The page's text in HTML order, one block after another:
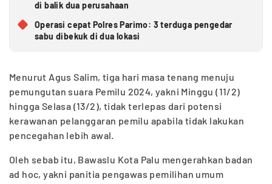
di balik dua perusahaan
Operasi cepat Polres Parimo: 3 terduga pengedar
sabu dibekuk di dua lokasi
Menurut Agus Salim, tiga hari masa tenang menuju
pemungutan suara Pemilu 2024, yakni Minggu (11/2)
hingga Selasa (13/2), tidak terlepas dari potensi
kerawanan pelanggaran pemilu apabila tidak lakukan
pencegahan lebih awal.
Oleh sebab itu, Bawaslu Kota Palu mengerahkan badan
ad hoc, yakni panitia pengawas pemilihan umum